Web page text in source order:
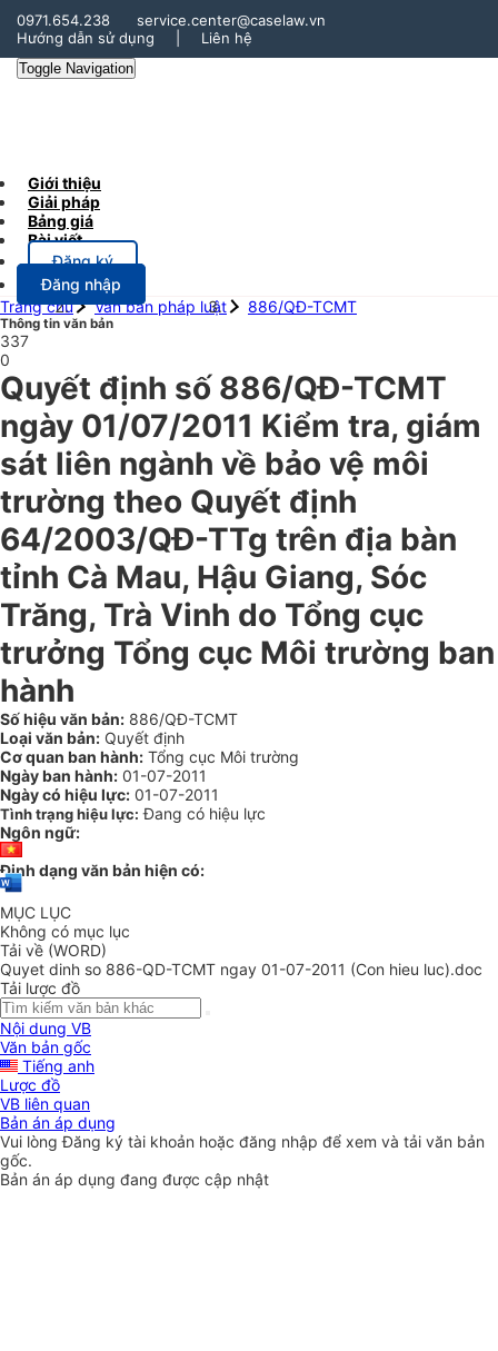
0971.654.238
service.center@caselaw.vn
Hướng dẫn sử dụng
Liên hệ
Toggle Navigation
Giới thiệu
Giải pháp
Bảng giá
Bài viết
Đăng ký
Đăng nhập
Trang chủ
Văn bản pháp luật 886/QĐ-TCMT
Thông tin văn bản
337
0
Quyết định số 886/QĐ-TCMT
ngày 01/07/2011 Kiểm tra, giám
sát liên ngành về bảo vệ môi
trường theo Quyết định
64/2003/QĐ-TTg trên địa bàn
tỉnh Cà Mau, Hậu Giang, Sóc
Trăng, Trà Vinh do Tổng cục
trưởng Tổng cục Môi trường ban
hành
Số hiệu văn bản: 886/QĐ-TCMT
Loại văn bản: Quyết định
Cơ quan ban hành: Tổng cục Môi trường
Ngày ban hành: 01-07-2011
Ngày có hiệu lực: 01-07-2011
Tình trạng hiệu lực: Đang có hiệu lực
Ngôn ngữ:
Định dạng văn bản hiện có:
MỤC LỤC
Không có mục lục
Tải về (WORD)
Quyet dinh so 886-QD-TCMT ngay 01-07-2011 (Con hieu luc).doc
Tải lược đồ
Nội dung VB
Văn bản gốc
Tiếng anh
Lược đồ
VB liên quan
Bản án áp dụng
Vui lòngĐăng ký tài khoản hoặc đăng nhập để xem và tải văn bản
gốc.
Bản án áp dụng đang được cập nhật